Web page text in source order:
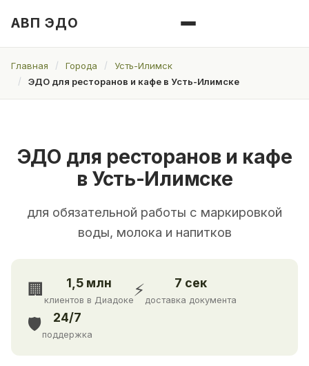
АВП ЭДО
Главная Города
Усть-Илимск
ЭДО для ресторанов и кафе в Усть-Илимске
ЭДО для ресторанов и кафе
в Усть-Илимске
для обязательной работы с маркировкой
воды, молока и напитков
🏢 1,5 млн
клиентов в Диадоке
⚡ 7 сек
доставка документа
🛡️ 24/7
поддержка